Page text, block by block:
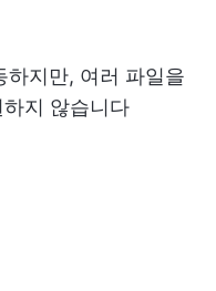
하지만, 여러 파일을
지 않습니다